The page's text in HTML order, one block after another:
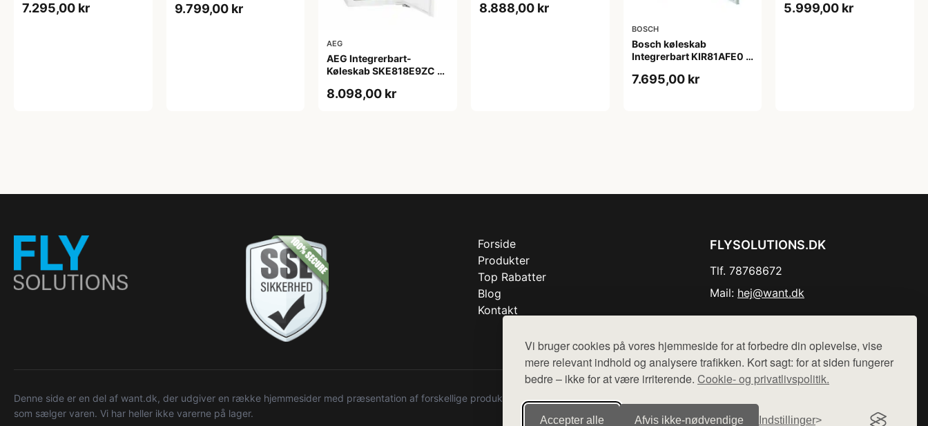
Vi bruger cookies på vores hjemmeside for at forbedre din oplevelse, vise
mere relevant indhold og analysere trafikken. Kort sagt: for at siden fungerer
bedre – ikke for at være irriterende. Cookie- og privatlivspolitik.
Accepter alle Afvis ikke‑nødvendige Indstillinger
7.295,00 kr 9.799,00 kr
AEG
AEG Integrerbart-
Køleskab SKE818E9ZC -
8.098,00 kr
8.888,00 kr
BOSCH
Bosch køleskab
Integrerbart KIR81AFE0 -
7.695,00 kr
5.999,00 kr
Forside
Produkter
Top Rabatter
Blog
Kontakt
FLYSOLUTIONS.DK
Tlf. 78768672
Mail: hej@want.dk
Denne side er en del af want.dk, der udgiver en række hjemmesider med præsentation af forskellige produkter fra diverse webshops. Der sælges ikke varer fra denne side - vi henviser til de shops,
som sælger varen. Vi har heller ikke varerne på lager.